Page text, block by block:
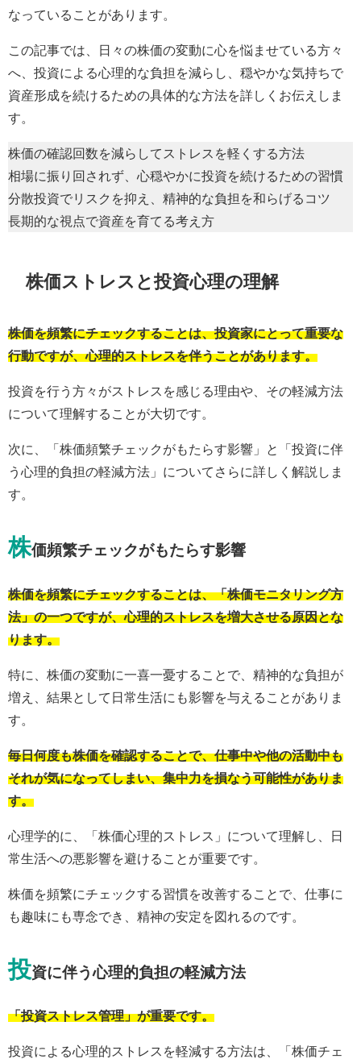
なっていることがあります。
この記事では、日々の株価の変動に心を悩ませている方々
へ、投資による心理的な負担を減らし、穏やかな気持ちで
資産形成を続けるための具体的な方法を詳しくお伝えしま
す。
株価の確認回数を減らしてストレスを軽くする方法
相場に振り回されず、心穏やかに投資を続けるための習慣
分散投資でリスクを抑え、精神的な負担を和らげるコツ
長期的な視点で資産を育てる考え方
株価ストレスと投資心理の理解
株価を頻繁にチェックすることは、投資家にとって重要な
行動ですが、心理的ストレスを伴うことがあります。
投資を行う方々がストレスを感じる理由や、その軽減方法
について理解することが大切です。
次に、「株価頻繁チェックがもたらす影響」と「投資に伴
う心理的負担の軽減方法」についてさらに詳しく解説しま
す。
株価頻繁チェックがもたらす影響
株価を頻繁にチェックすることは、「株価モニタリング方
法」の一つですが、心理的ストレスを増大させる原因とな
ります。
特に、株価の変動に一喜一憂することで、精神的な負担が
増え、結果として日常生活にも影響を与えることがありま
す。
毎日何度も株価を確認することで、仕事中や他の活動中も
それが気になってしまい、集中力を損なう可能性がありま
す。
心理学的に、「株価心理的ストレス」について理解し、日
常生活への悪影響を避けることが重要です。
株価を頻繁にチェックする習慣を改善することで、仕事に
も趣味にも専念でき、精神の安定を図れるのです。
投資に伴う心理的負担の軽減方法
「投資ストレス管理」が重要です。
投資による心理的ストレスを軽減する方法は、「株価チェ